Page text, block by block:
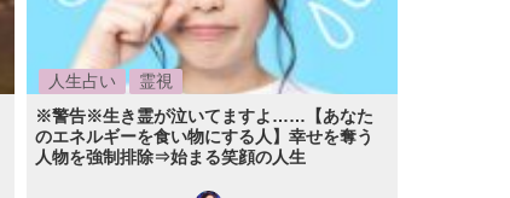
人生占い
霊視
※警告※生き霊が泣いてますよ……【あなた
のエネルギーを食い物にする人】幸せを奪う
人物を強制排除⇒始まる笑顔の人生